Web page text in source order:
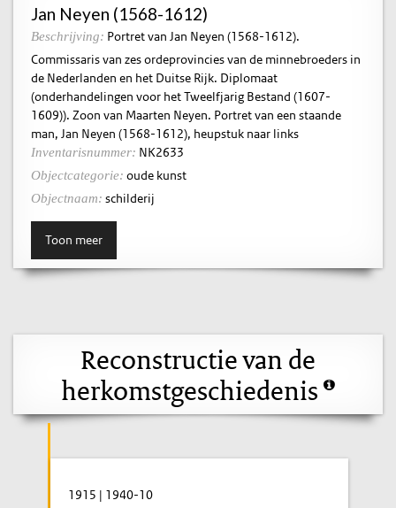
Jan Neyen (1568-1612)
Beschrijving: Portret van Jan Neyen (1568-1612).
Commissaris van zes ordeprovincies van de minnebroeders in
de Nederlanden en het Duitse Rijk. Diplomaat
(onderhandelingen voor het Tweelfjarig Bestand (1607-
1609)). Zoon van Maarten Neyen. Portret van een staande
man, Jan Neyen (1568-1612), heupstuk naar links
Inventarisnummer: NK2633
Objectcategorie: oude kunst
Objectnaam: schilderij
Toon meer
Reconstructie van de
herkomstgeschiedenis
1915 | 1940-10